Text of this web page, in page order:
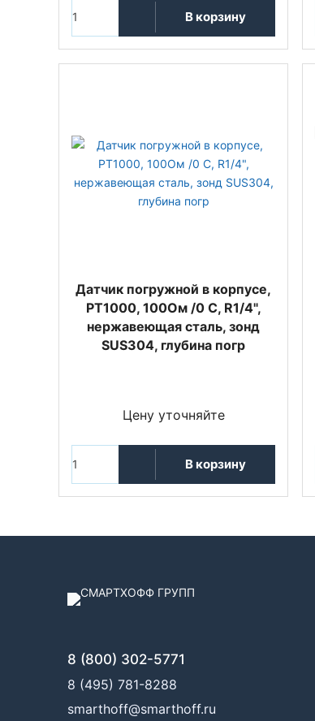
В корзину
Датчик погружной в корпусе,
PT1000, 100Oм /0 С, R1/4",
нержавеющая сталь, зонд
SUS304, глубина погр
Цену уточняйте
В корзину
8 (800) 302-5771
8 (495) 781-8288
smarthoff@smarthoff.ru